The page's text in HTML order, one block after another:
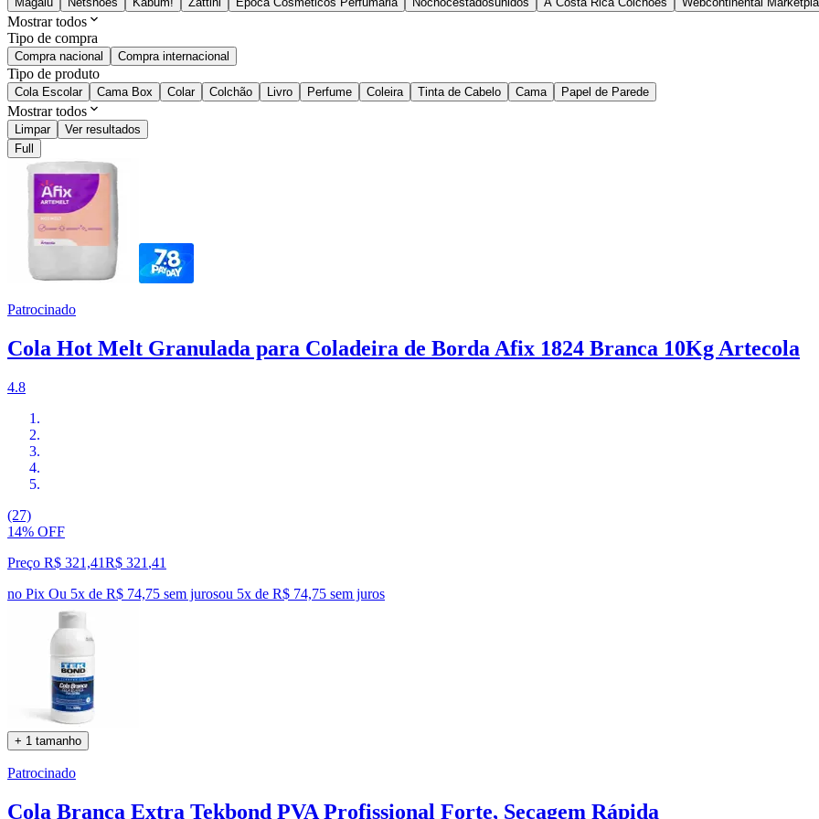
Mostrar todos
Tipo de compra
Compra nacional Compra internacional
Tipo de produto
Cola Escolar Cama Box Colar Colchão Livro Perfume Coleira Tinta de Cabelo Cama Papel de Parede
Mostrar todos
Limpar
Ver resultados
Full
Patrocinado
Cola Hot Melt Granulada para Coladeira de Borda Afix 1824 Branca 10Kg Artecola
4.8
(27)
14% OFF
Preço R$ 321,41R$ 321 ,41
no Pix Ou 5x de R$ 74,75 sem jurosou 5x de R$ 74,75 sem juros
+ 1 tamanho
Patrocinado
Cola Branca Extra Tekbond PVA Profissional Forte, Secagem Rápida